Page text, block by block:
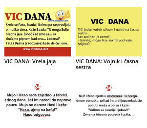
VIC DANA: Vrela jaja
VIC DANA: Vojnik i časna
sestra